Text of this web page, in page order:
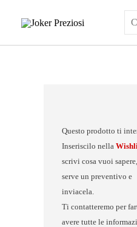
Questo prodotto ti
Inseriscilo nella
scrivi cosa vuoi
serve un preventivo e
inviacela.
Ti contatteremo per
avere tutte le